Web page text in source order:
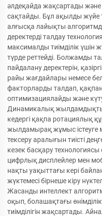
әлдеқайда жақсартады және
сақтайды. Бұл ақылды жүйе
алғысқа лайықты
деректерді талдау
максималды тиімділік үшін
түрде реттейді. Болжамды
пайдалану деректерін,
райы жағдайлары немесе
факторларды талдап,
оптимизациялайды және
Динамикалық жылдамдықты
кедергі қақпа ротациялық
жылдамырақ жұмыс істеуге
тексеру аралығын тиісті
кезек басқару технологиясы
цифрлық дисплейлер мен
нақты уақыттағы кері
жүктемесі бірнеше кіру
Жасанды интеллект
оқып, болашақтағы
тиімділігін жақсартады.